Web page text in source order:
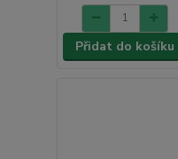
Přidat do košíku